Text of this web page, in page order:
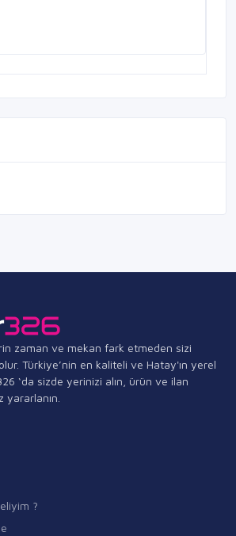
zaman ve mekan fark etmeden sizi
Türkiye’nin en kaliteli ve Hatay'ın yerel
‘da sizde yerinizi alın, ürün ve ilan
?